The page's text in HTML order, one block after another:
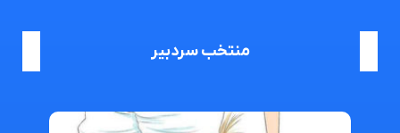
منتخب سردبیر